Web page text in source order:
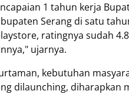
1 tahun kerja
Serang di satu
ratingnya sudah
ujarnya.
kebutuhan
dilaunching,